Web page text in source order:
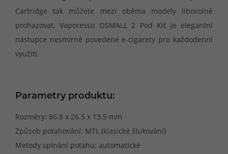
Cartridge tak můžete mezi oběma modely libovolně
prohazovat. Vaporesso OSMALL 2 Pod Kit je elegantní
nástupce nesmírně povedené e-cigarety pro každodenní
využití.
Parametry produktu:
Rozměry: 86.8 x 26.5 x 13.5 mm
Způsob potahování: MTL (klasické šlukování)
Metody spínání potahu: automatické